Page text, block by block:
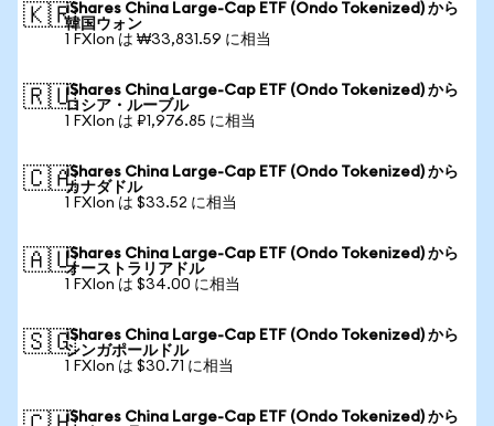
🇰🇷iShares China Large-Cap ETF (Ondo Tokenized) から
韓国ウォン
1 FXIon は ₩33,831.59 に相当
🇷🇺iShares China Large-Cap ETF (Ondo Tokenized) から
ロシア・ルーブル
1 FXIon は ₽1,976.85 に相当
🇨🇦iShares China Large-Cap ETF (Ondo Tokenized) から
カナダドル
1 FXIon は $33.52 に相当
🇦🇺iShares China Large-Cap ETF (Ondo Tokenized) から
オーストラリアドル
1 FXIon は $34.00 に相当
🇸🇬iShares China Large-Cap ETF (Ondo Tokenized) から
シンガポールドル
1 FXIon は $30.71 に相当
iShares China Large-Cap ETF (Ondo Tokenized) から